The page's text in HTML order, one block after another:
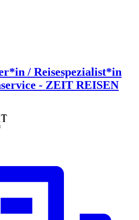
/ Reisespezialist*in
- ZEIT REISEN